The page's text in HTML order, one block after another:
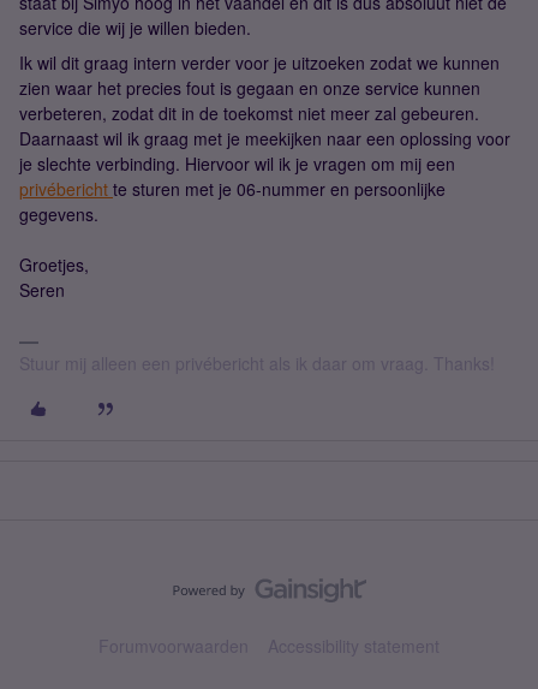
service die wij je willen bieden.
Ik wil dit graag intern verder voor je uitzoeken zodat we kunnen
zien waar het precies fout is gegaan en onze service kunnen
verbeteren, zodat dit in de toekomst niet meer zal gebeuren.
Daarnaast wil ik graag met je meekijken naar een oplossing voor
je slechte verbinding. Hiervoor wil ik je vragen om mij een
privébericht te sturen met je 06-nummer en persoonlijke
gegevens.
Groetjes,
Seren
Stuur mij alleen een privébericht als ik daar om vraag. Thanks!
Forumvoorwaarden Accessibility statement